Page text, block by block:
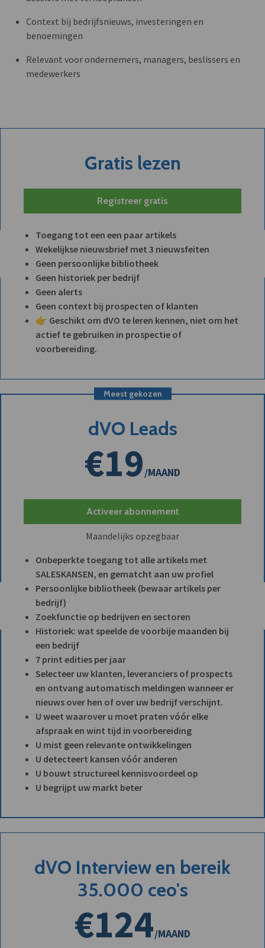
Context bij bedrijfsnieuws, investeringen en
benoemingen
Relevant voor ondernemers, managers, beslissers en
medewerkers
Gratis lezen
Registreer gratis
Toegang tot een een paar artikels
Wekelijkse nieuwsbrief met 3 nieuwsfeiten
Geen persoonlijke bibliotheek
Geen historiek per bedrijf
Geen alerts
Geen context bij prospecten of klanten
👉 Geschikt om dVO te leren kennen, niet om het
actief te gebruiken in prospectie of
voorbereiding.
Meest gekozen
dVO Leads
€19/MAAND
Activeer abonnement
Maandelijks opzegbaar
Onbeperkte toegang tot alle artikels met
SALESKANSEN, en gematcht aan uw profiel
Persoonlijke bibliotheek (bewaar artikels per
bedrijf)
Zoekfunctie op bedrijven en sectoren
Historiek: wat speelde de voorbije maanden bij
een bedrijf
7 print edities per jaar
Selecteer uw klanten, leveranciers of prospects
en ontvang automatisch meldingen wanneer er
nieuws over hen of over uw bedrijf verschijnt.
U weet waarover u moet praten vóór elke
afspraak en wint tijd in voorbereiding
U mist geen relevante ontwikkelingen
U detecteert kansen vóór anderen
U bouwt structureel kennisvoordeel op
U begrijpt uw markt beter
dVO Interview en bereik
35.000 ceo's
€124/MAAND